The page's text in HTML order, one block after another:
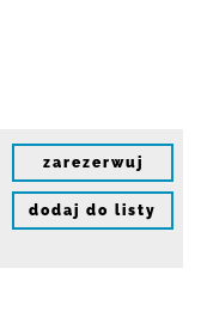
zarezerwuj
dodaj do listy